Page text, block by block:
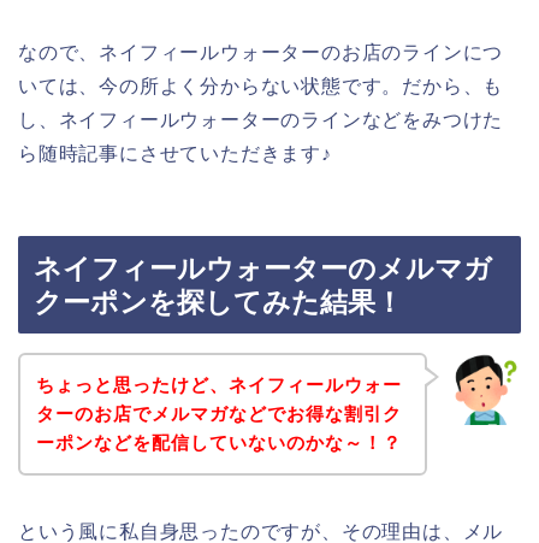
なので、ネイフィールウォーターのお店のラインにつ
いては、今の所よく分からない状態です。だから、も
し、ネイフィールウォーターのラインなどをみつけた
ら随時記事にさせていただきます♪
ネイフィールウォーターのメルマガ
クーポンを探してみた結果！
ちょっと思ったけど、ネイフィールウォー
ターのお店でメルマガなどでお得な割引ク
ーポンなどを配信していないのかな～！？
という風に私自身思ったのですが、その理由は、メル